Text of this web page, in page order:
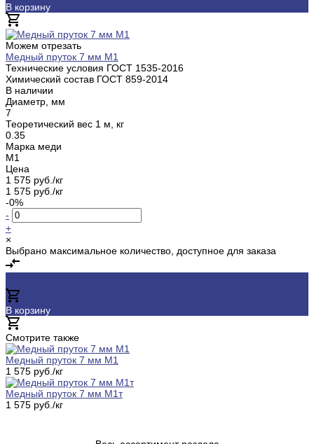
В корзину
Можем отрезать
Медный пруток 7 мм М1
Технические условия ГОСТ 1535-2016
Химический состав ГОСТ 859-2014
В наличии
Диаметр, мм
7
Теоретический вес 1 м, кг
0.35
Марка меди
М1
Цена
1 575 руб./кг
1 575 руб./кг
-0%
-
+
×
Выбрано максимальное количество, доступное для заказа
В корзину
Смотрите также
Медный пруток 7 мм М1
1 575 руб./кг
Медный пруток 7 мм М1т
1 575 руб./кг